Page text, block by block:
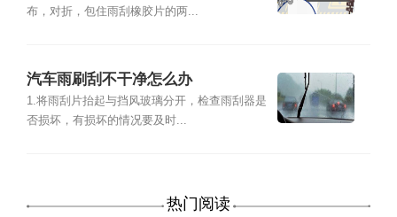
布，对折，包住雨刮橡胶片的两...
汽车雨刷刮不干净怎么办
1.将雨刮片抬起与挡风玻璃分开，检查雨刮器是
否损坏，有损坏的情况要及时...
热门阅读